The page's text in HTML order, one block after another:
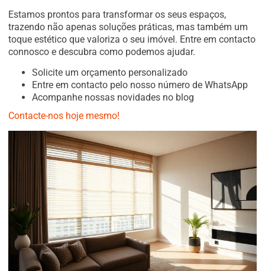
Estamos prontos para transformar os seus espaços,
trazendo não apenas soluções práticas, mas também um
toque estético que valoriza o seu imóvel. Entre em contacto
connosco e descubra como podemos ajudar.
Solicite um orçamento personalizado
Entre em contacto pelo nosso número de WhatsApp
Acompanhe nossas novidades no blog
Contacte-nos hoje mesmo!